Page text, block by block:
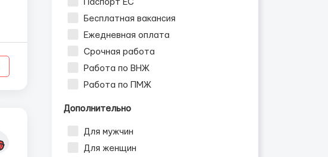
Паспорт ЕС
Бесплатная вакансия
Ежедневная оплата
Срочная работа
Работа по ВНЖ
Работа по ПМЖ
Дополнительно
Для мужчин
Для женщин